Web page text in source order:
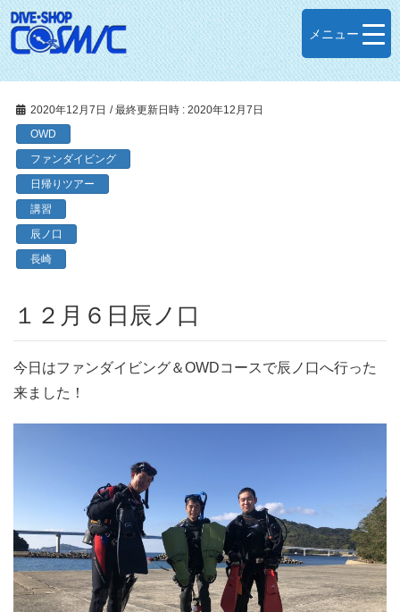
メニュー
2020年12月7日 / 最終更新日時 : 2020年12月7日
OWD
ファンダイビング
日帰りツアー
講習
辰ノ口
長崎
１２月６日辰ノ口
今日はファンダイビング＆OWDコースで辰ノ口へ行った
来ました！